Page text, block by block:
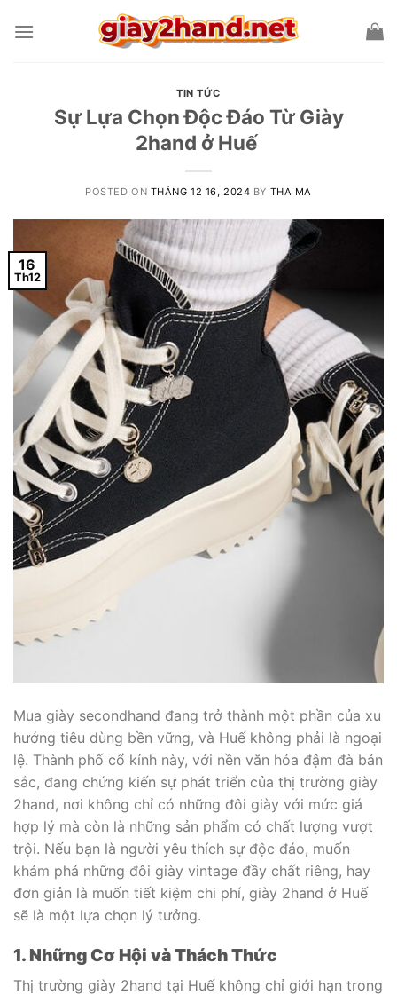
TIN TỨC
Sự Lựa Chọn Độc Đáo Từ Giày
2hand ở Huế
POSTED ON THÁNG 12 16, 2024 BY THA MA
16
Th12
Mua giày secondhand đang trở thành một phần của xu
hướng tiêu dùng bền vững, và Huế không phải là ngoại
lệ. Thành phố cổ kính này, với nền văn hóa đậm đà bản
sắc, đang chứng kiến sự phát triển của thị trường giày
2hand, nơi không chỉ có những đôi giày với mức giá
hợp lý mà còn là những sản phẩm có chất lượng vượt
trội. Nếu bạn là người yêu thích sự độc đáo, muốn
khám phá những đôi giày vintage đầy chất riêng, hay
đơn giản là muốn tiết kiệm chi phí, giày 2hand ở Huế
sẽ là một lựa chọn lý tưởng.
1. Những Cơ Hội và Thách Thức
Thị trường giày 2hand tại Huế không chỉ giới hạn trong